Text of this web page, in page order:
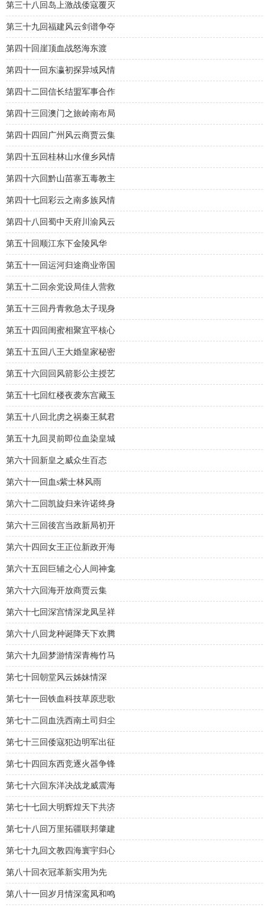
第三十八回岛上激战倭寇覆灭
第三十九回福建风云剑谱争夺
第四十回崖顶血战怒海东渡
第四十一回东瀛初探异域风情
第四十二回信长结盟军事合作
第四十三回澳门之旅岭南布局
第四十四回广州风云商贾云集
第四十五回桂林山水僮乡风情
第四十六回黔山苗寨五毒教主
第四十七回彩云之南多族风情
第四十八回蜀中天府川渝风云
第五十回顺江东下金陵风华
第五十一回运河归途商业帝国
第五十二回余党设局佳人营救
第五十三回丹青救急太子现身
第五十四回闺蜜相聚宜平核心
第五十五回八王大婚皇家秘密
第五十六回回风箭影公主授艺
第五十七回红楼夜袭东宫藏玉
第五十八回北虏之祸秦王弑君
第五十九回灵前即位血染皇城
第六十回新皇之威众生百态
第六十一回血s紫士林风雨
第六十二回凯旋归来许诺终身
第六十三回後宫当政新局初开
第六十四回女王正位新政开海
第六十五回巨辅之心人间神龛
第六十六回海开放商贾云集
第六十七回深宫情深龙凤呈祥
第六十八回龙种诞降天下欢腾
第六十九回梦游情深青梅竹马
第七十回朝堂风云姊妹情深
第七十一回铁血科技草原悲歌
第七十二回血洗西南土司归尘
第七十三回倭寇犯边明军出征
第七十四回东西竞逐火器争锋
第七十六回东洋决战龙威震海
第七十七回大明辉煌天下共济
第七十八回万里拓疆联邦肇建
第七十九回文教四海寰宇归心
第八十回衣冠革新实用为先
第八十一回岁月情深鸾凤和鸣